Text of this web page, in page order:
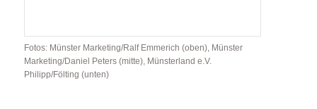
Fotos: Münster Marketing/Ralf Emmerich (oben), Münster
Marketing/Daniel Peters (mitte), Münsterland e.V.
Philipp/Fölting (unten)